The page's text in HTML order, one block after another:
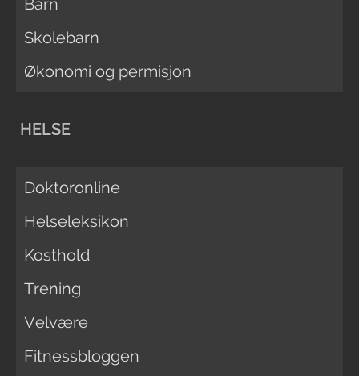
Skolebarn
Økonomi og permisjon
HELSE
Doktoronline
Helseleksikon
Kosthold
Trening
Velvære
Fitnessbloggen